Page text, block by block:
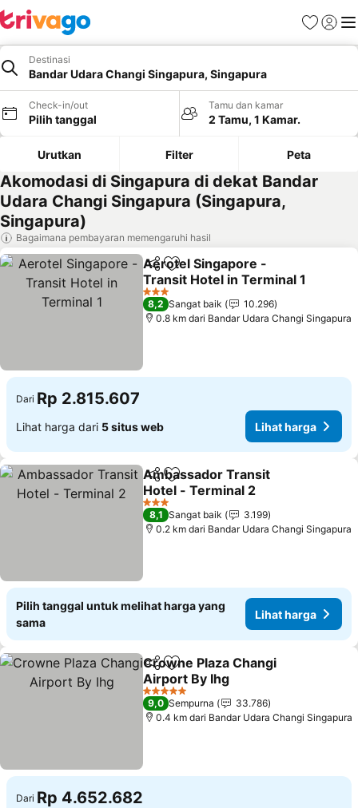
FavoritLogin
Destinasi
Bandar Udara Changi Singapura, Singapura
Check-in/out
Pilih tanggal
Tamu dan kamar
2 Tamu, 1 Kamar.
Urutkan Filter Peta
Akomodasi di Singapura di dekat Bandar
Udara Changi Singapura (Singapura,
Singapura)
Bagaimana pembayaran memengaruhi hasil
BagikanTambahkan ke favorit
Aerotel Singapore -
Transit Hotel in Terminal 1
Lihat harga
3 Bintang
8,2 Sangat baik
10.296
0.8 km dari Bandar Udara Changi Singapura
Dari Rp 2.815.607
Lihat harga dari 5 situs web Lihat harga
BagikanTambahkan ke favorit
Ambassador Transit
Hotel - Terminal 2
Lihat harga
3 Bintang
8,1 Sangat baik
3.199
0.2 km dari Bandar Udara Changi Singapura
Pilih tanggal untuk melihat harga yang
sama
Lihat harga
BagikanTambahkan ke favorit
Crowne Plaza Changi
Airport By Ihg
Lihat harga
5 Bintang
9,0 Sempurna
33.786
0.4 km dari Bandar Udara Changi Singapura
Dari Rp 4.652.682